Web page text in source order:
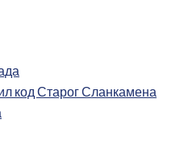
код Старог Сланкамена